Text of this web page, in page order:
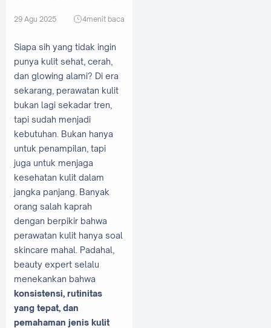
29 Agu 2025 4menit baca
Siapa sih yang tidak ingin
punya kulit sehat, cerah,
dan glowing alami? Di era
sekarang, perawatan kulit
bukan lagi sekadar tren,
tapi sudah menjadi
kebutuhan. Bukan hanya
untuk penampilan, tapi
juga untuk menjaga
kesehatan kulit dalam
jangka panjang. Banyak
orang salah kaprah
dengan berpikir bahwa
perawatan kulit hanya soal
skincare mahal. Padahal,
beauty expert selalu
menekankan bahwa
konsistensi, rutinitas
yang tepat, dan
pemahaman jenis kulit